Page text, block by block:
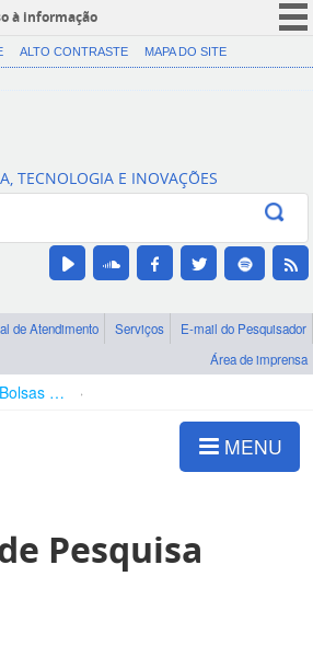
à informação
CORONAVÍRUS (COVID-19)
Canais
ALTO CONTRASTE MAPA DO SITE
TECNOLOGIA E INOVAÇÕES
de Atendimento Serviços
E-mail do Pesquisador
Área de imprensa
Bolsas e Auxílios Vigentes
MENU
Pesquisa